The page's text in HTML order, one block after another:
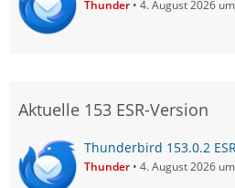
Thunder 4. August 2026
Aktuelle 153 ESR-Version
Thunderbird 153.0.2
Thunder 4. August 2026